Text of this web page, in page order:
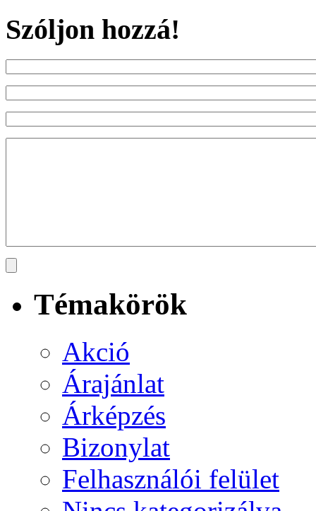
Szóljon hozzá!
Témakörök
Akció
Árajánlat
Árképzés
Bizonylat
Felhasználói felület